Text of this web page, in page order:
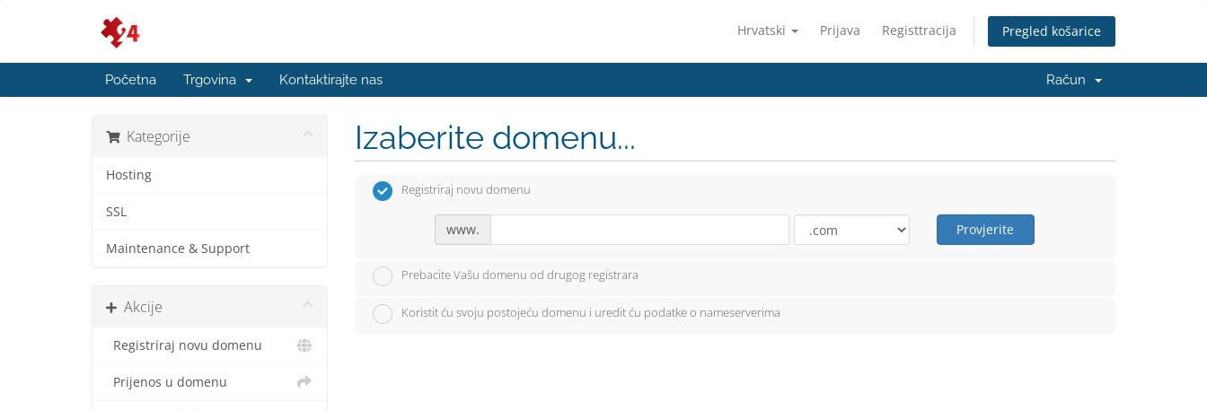
Hrvatski Prijava Registtracija Pregled košarice
Početna Trgovina Kontaktirajte nas Račun
Kategorije
Hosting
SSL
Maintenance & Support
Akcije
Registriraj novu domenu
Prijenos u domenu
Izaberite domenu...
Registriraj novu domenu
www. Provjerite
Prebacite Vašu domenu od drugog registrara
Koristit ću svoju postojeću domenu i uredit ću podatke o nameserverima